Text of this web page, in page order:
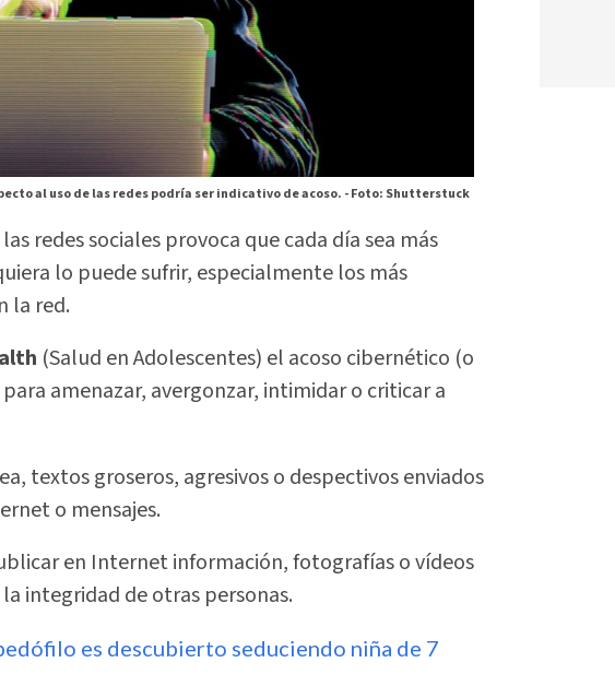
al uso de las redes podría ser indicativo de acoso. -Foto: Shutterstuck
redes sociales provoca que cada día sea más
lo puede sufrir, especialmente los más
la red.
(Salud en Adolescentes) el acoso cibernético (o
amenazar, avergonzar, intimidar o criticar a
textos groseros, agresivos o despectivos enviados
o mensajes.
en Internet información, fotografías o vídeos
integridad de otras personas.
es descubierto seduciendo niña de 7